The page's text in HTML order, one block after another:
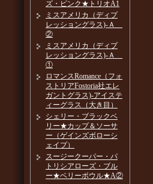
ズ・ピンク★トリオA1
ミスアメリカ（ディプ
レッショングラス)-Ａ
②
ミスアメリカ（ディプ
レッショングラス)-Ａ
①
ロマンスRomance（フォ
ストリアFostoria社エレ
ガントグラス)-アイステ
ィーグラス（大き目）
シェリー・ブラックベ
リー★カップ＆ソーサ
ー（ゲインズボローシ
ェイプ）
スージークーパー・パ
トリシアローズ・ブル
ー★ベリーボウル★A②